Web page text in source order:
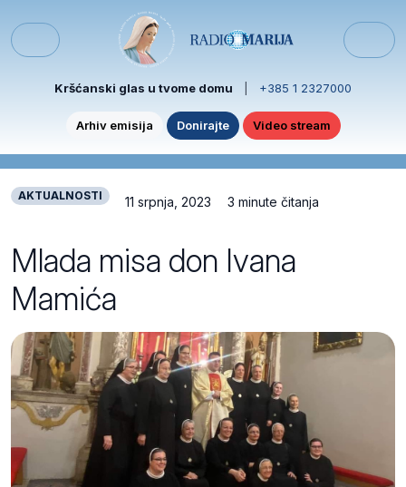
Menu
Kršćanski glas u tvome domu +385 1 2327000
Arhiv emisija Donirajte Video stream
AKTUALNOSTI 11 srpnja, 2023 3 minute čitanja
Mlada misa don Ivana
Mamića